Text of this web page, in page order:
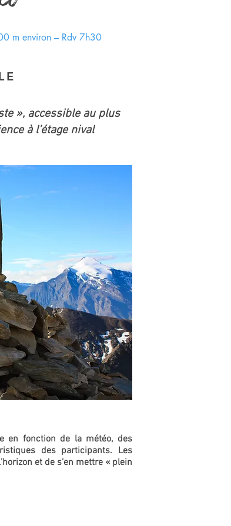
m environ – Rdv 7h30
», accessible au plus
à l’étage nival
en fonction de la météo, des
des participants. Les
et de s’en mettre « plein